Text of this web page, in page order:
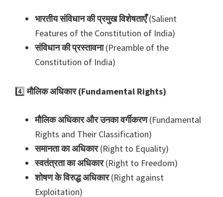
भारतीय संविधान की प्रमुख विशेषताएँ(Salient
Features of the Constitution of India)
संविधान की प्रस्तावना(Preamble of the
Constitution of India)
4️⃣मौलिक अधिकार (Fundamental Rights)
मौलिक अधिकार और उनका वर्गीकरण(Fundamental
Rights and Their Classification)
समानता का अधिकार(Right to Equality)
स्वतंत्रता का अधिकार(Right to Freedom)
शोषण के विरुद्ध अधिकार(Right against
Exploitation)